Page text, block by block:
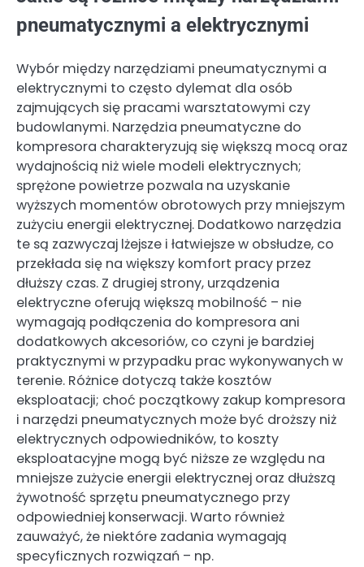
pneumatycznymi a elektrycznymi
Wybór między narzędziami pneumatycznymi a
elektrycznymi to często dylemat dla osób
zajmujących się pracami warsztatowymi czy
budowlanymi. Narzędzia pneumatyczne do
kompresora charakteryzują się większą mocą oraz
wydajnością niż wiele modeli elektrycznych;
sprężone powietrze pozwala na uzyskanie
wyższych momentów obrotowych przy mniejszym
zużyciu energii elektrycznej. Dodatkowo narzędzia
te są zazwyczaj lżejsze i łatwiejsze w obsłudze, co
przekłada się na większy komfort pracy przez
dłuższy czas. Z drugiej strony, urządzenia
elektryczne oferują większą mobilność – nie
wymagają podłączenia do kompresora ani
dodatkowych akcesoriów, co czyni je bardziej
praktycznymi w przypadku prac wykonywanych w
terenie. Różnice dotyczą także kosztów
eksploatacji; choć początkowy zakup kompresora
i narzędzi pneumatycznych może być droższy niż
elektrycznych odpowiedników, to koszty
eksploatacyjne mogą być niższe ze względu na
mniejsze zużycie energii elektrycznej oraz dłuższą
żywotność sprzętu pneumatycznego przy
odpowiedniej konserwacji. Warto również
zauważyć, że niektóre zadania wymagają
specyficznych rozwiązań – np.